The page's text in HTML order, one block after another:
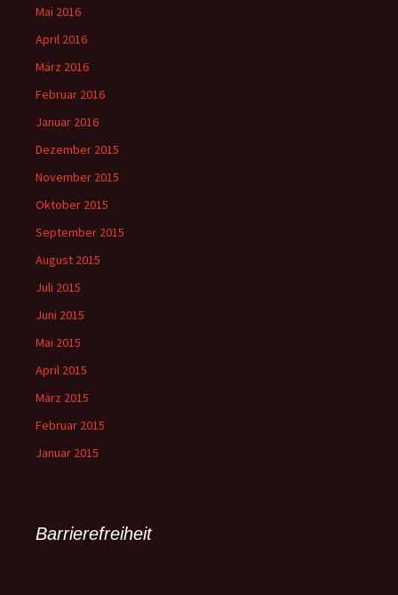
Mai 2016
April 2016
März 2016
Februar 2016
Januar 2016
Dezember 2015
November 2015
Oktober 2015
September 2015
August 2015
Juli 2015
Juni 2015
Mai 2015
April 2015
März 2015
Februar 2015
Januar 2015
Barrierefreiheit